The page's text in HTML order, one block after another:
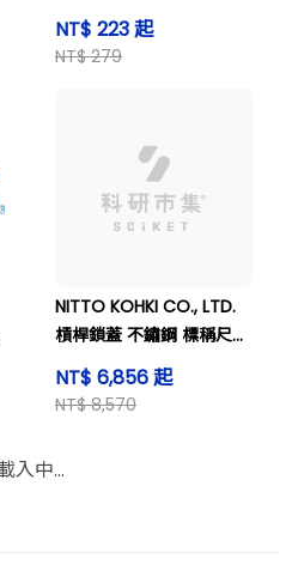
MC-10T Type T 1.5-1.5-
1.5 mm 10 件及其他
NT$ 223 起
NT$ 279
NITTO KOHKI CO., LTD.
槓桿鎖蓋 不鏽鋼 標稱尺寸1
內六角螺絲帽 及其他
NT$ 6,856 起
NT$ 8,570